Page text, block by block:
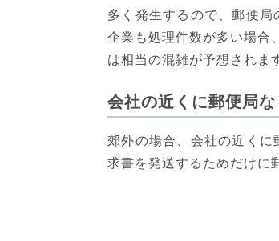
多く発生するので、郵便
企業も処理件数が多い場合
は相当の混雑が予想されま
会社の近くに郵便局
郊外の場合、会社の近く
求書を発送するためだけに